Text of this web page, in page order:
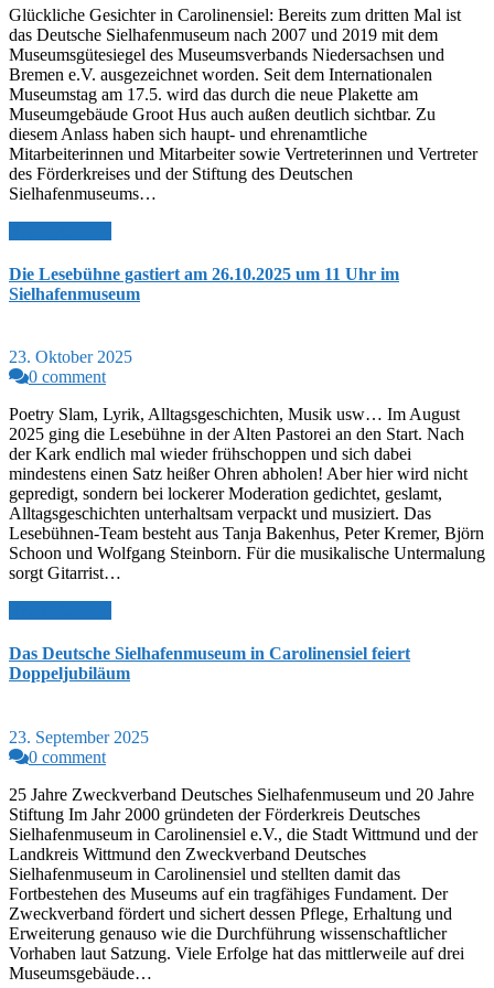
Glückliche Gesichter in Carolinensiel: Bereits zum dritten Mal ist
das Deutsche Sielhafenmuseum nach 2007 und 2019 mit dem
Museumsgütesiegel des Museumsverbands Niedersachsen und
Bremen e.V. ausgezeichnet worden. Seit dem Internationalen
Museumstag am 17.5. wird das durch die neue Plakette am
Museumgebäude Groot Hus auch außen deutlich sichtbar. Zu
diesem Anlass haben sich haupt- und ehrenamtliche
Mitarbeiterinnen und Mitarbeiter sowie Vertreterinnen und Vertreter
des Förderkreises und der Stiftung des Deutschen
Sielhafenmuseums…
Die Lesebühne gastiert am 26.10.2025 um 11 Uhr im
Sielhafenmuseum
23. Oktober 2025
0 comment
Poetry Slam, Lyrik, Alltagsgeschichten, Musik usw… Im August
2025 ging die Lesebühne in der Alten Pastorei an den Start. Nach
der Kark endlich mal wieder frühschoppen und sich dabei
mindestens einen Satz heißer Ohren abholen! Aber hier wird nicht
gepredigt, sondern bei lockerer Moderation gedichtet, geslamt,
Alltagsgeschichten unterhaltsam verpackt und musiziert. Das
Lesebühnen-Team besteht aus Tanja Bakenhus, Peter Kremer, Björn
Schoon und Wolfgang Steinborn. Für die musikalische Untermalung
sorgt Gitarrist…
Das Deutsche Sielhafenmuseum in Carolinensiel feiert
Doppeljubiläum
23. September 2025
0 comment
25 Jahre Zweckverband Deutsches Sielhafenmuseum und 20 Jahre
Stiftung Im Jahr 2000 gründeten der Förderkreis Deutsches
Sielhafenmuseum in Carolinensiel e.V., die Stadt Wittmund und der
Landkreis Wittmund den Zweckverband Deutsches
Sielhafenmuseum in Carolinensiel und stellten damit das
Fortbestehen des Museums auf ein tragfähiges Fundament. Der
Zweckverband fördert und sichert dessen Pflege, Erhaltung und
Erweiterung genauso wie die Durchführung wissenschaftlicher
Vorhaben laut Satzung. Viele Erfolge hat das mittlerweile auf drei
Museumsgebäude…